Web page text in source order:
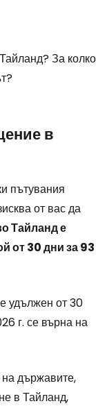
За колко
в
пътувания
от вас да
Тайланд е
от 30 дни за 93
удължен от 30
г. се върна на
държавите,
в Тайланд,